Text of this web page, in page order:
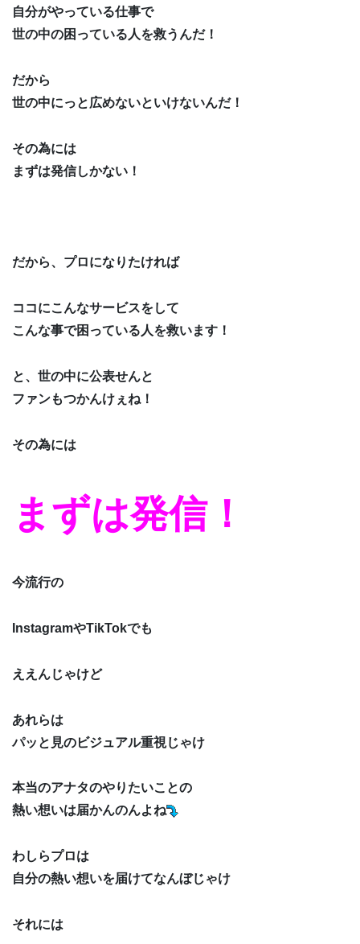
自分がやっている仕事で
世の中の困っている人を救うんだ！
だから
世の中にっと広めないといけないんだ！
その為には
まずは発信しかない！
だから、プロになりたければ
ココにこんなサービスをして
こんな事で困っている人を救います！
と、世の中に公表せんと
ファンもつかんけぇね！
その為には
まずは発信！
今流行の
InstagramやTikTokでも
ええんじゃけど
あれらは
パッと見のビジュアル重視じゃけ
本当のアナタのやりたいことの
熱い想いは届かんのんよね
わしらプロは
自分の熱い想いを届けてなんぼじゃけ
それには